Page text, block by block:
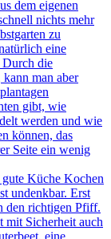
dem eigenen
nichts mehr
zu
eine
Durch die
man aber
gibt, wie
werden und wie
können, das
Seite ein wenig
Küche Kochen
undenkbar. Erst
den richtigen Pfiff.
mit Sicherheit auch
eine